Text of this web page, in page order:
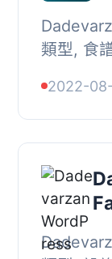
類型, 食
2022-